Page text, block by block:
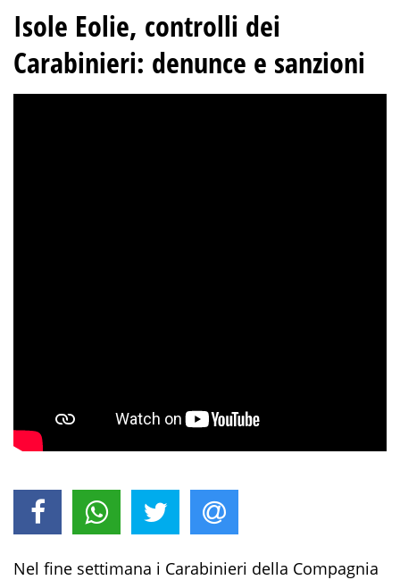
Isole Eolie, controlli dei
Carabinieri: denunce e sanzioni
Nel fine settimana i Carabinieri della Compagnia